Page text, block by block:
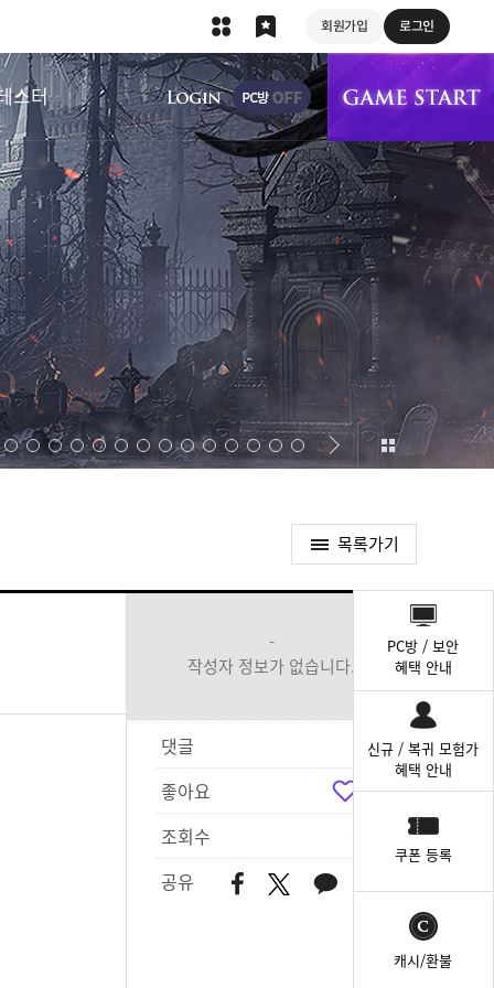
회원가입 로그인
스터
상단 메뉴
목록가기
-
작성자 정보가 없습니다.
댓글
6
좋아요
3
조회수
공유
PC방 / 보안
혜택 안내
신규 / 복귀 모험가
혜택 안내
쿠폰 등록
캐시/환불